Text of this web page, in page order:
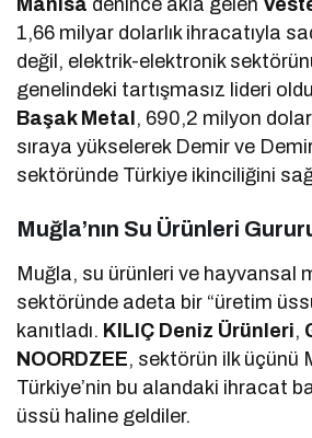
1,66 milyar dolarlık ihracatıyla
değil, elektrik-elektronik
genelindeki tartışmasız lideri
Başak Metal, 690,2 milyon
sıraya yükselerek Demir ve
sektöründe Türkiye ikinciliğini
Muğla’nın Su Ürünleri
Muğla, su ürünleri ve hayvansal
sektöründe adeta bir “üretim
kanıtladı. KILIÇ Deniz Ürünleri,
NOORDZEE, sektörün ilk üçünü
Türkiye’nin bu alandaki ihracat
üssü haline geldiler.